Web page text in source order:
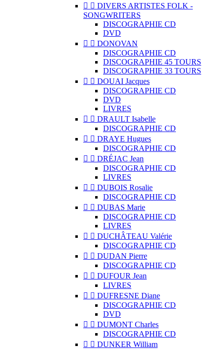
  DIVERS ARTISTES FOLK -
SONGWRITERS
DISCOGRAPHIE CD
DVD
  DONOVAN
DISCOGRAPHIE CD
DISCOGRAPHIE 45 TOURS
DISCOGRAPHIE 33 TOURS
  DOUAI Jacques
DISCOGRAPHIE CD
DVD
LIVRES
  DRAULT Isabelle
DISCOGRAPHIE CD
  DRAYE Hugues
DISCOGRAPHIE CD
  DRÉJAC Jean
DISCOGRAPHIE CD
LIVRES
  DUBOIS Rosalie
DISCOGRAPHIE CD
  DUBAS Marie
DISCOGRAPHIE CD
LIVRES
  DUCHÂTEAU Valérie
DISCOGRAPHIE CD
  DUDAN Pierre
DISCOGRAPHIE CD
  DUFOUR Jean
LIVRES
  DUFRESNE Diane
DISCOGRAPHIE CD
DVD
  DUMONT Charles
DISCOGRAPHIE CD
  DUNKER William